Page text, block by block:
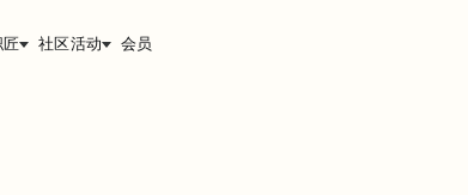
匠 社区活动 会员